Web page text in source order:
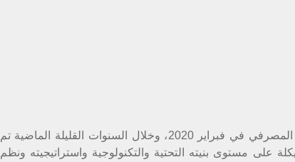
تولى رئاسة مجلس إدارة البنك الزراعي المصرفي في فبراير 2020، وخلال السنوات القليلة الماضية تم
على مستوى بنيته التحتية والتكنولوجية واستراتيجيته ونظم